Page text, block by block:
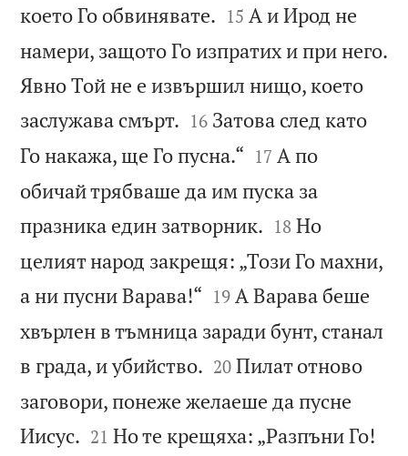
което Го обвинявате. 

15 А и Ирод не
намери, защото Го изпратих и при него.
Явно Той не е извършил нищо, което
заслужава смърт. 

16 Затова след като
Го накажа, ще Го пусна.“ 

17 А по
обичай трябваше да им пуска за
празника един затворник. 

18 Но
целият народ закрещя: „Този Го махни,
а ни пусни Варава!“ 

19 А Варава беше
хвърлен в тъмница заради бунт, станал
в града, и убийство. 

20 Пилат отново
заговори, понеже желаеше да пусне
Иисус. 

21 Но те крещяха: „Разпъни Го!